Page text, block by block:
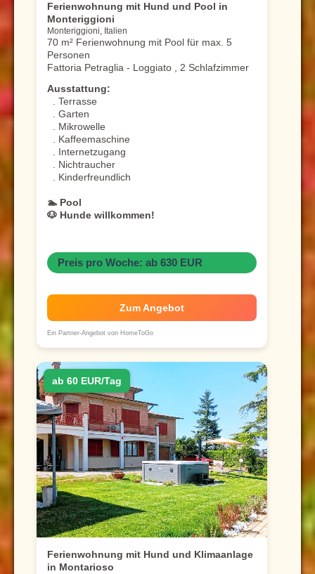
Ferienwohnung mit Hund und Pool in
Monteriggioni
Monteriggioni, Italien
70 m² Ferienwohnung mit Pool für max. 5
Personen
Fattoria Petraglia - Loggiato , 2 Schlafzimmer
Ausstattung:
. Terrasse
. Garten
. Mikrowelle
. Kaffeemaschine
. Internetzugang
. Nichtraucher
. Kinderfreundlich
🏊 Pool
🐶 Hunde willkommen!
Preis pro Woche: ab 630 EUR
Zum Angebot
Ein Partner-Angebot von HomeToGo
ab 60 EUR/Tag
Ferienwohnung mit Hund und Klimaanlage
in Montarioso